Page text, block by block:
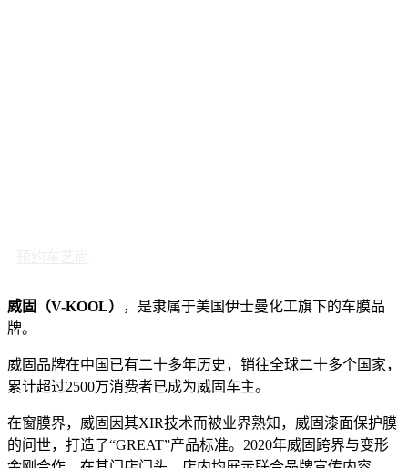
威固（V-KOOL）
，是隶属于美国伊士曼化工旗下的车膜品
牌。
威固品牌在中国已有二十多年历史，销往全球二十多个国家，
累计超过2500万消费者已成为威固车主。
在窗膜界，威固因其XIR技术而被业界熟知，威固漆面保护膜
的问世，打造了“GREAT”产品标准。2020年威固跨界与变形